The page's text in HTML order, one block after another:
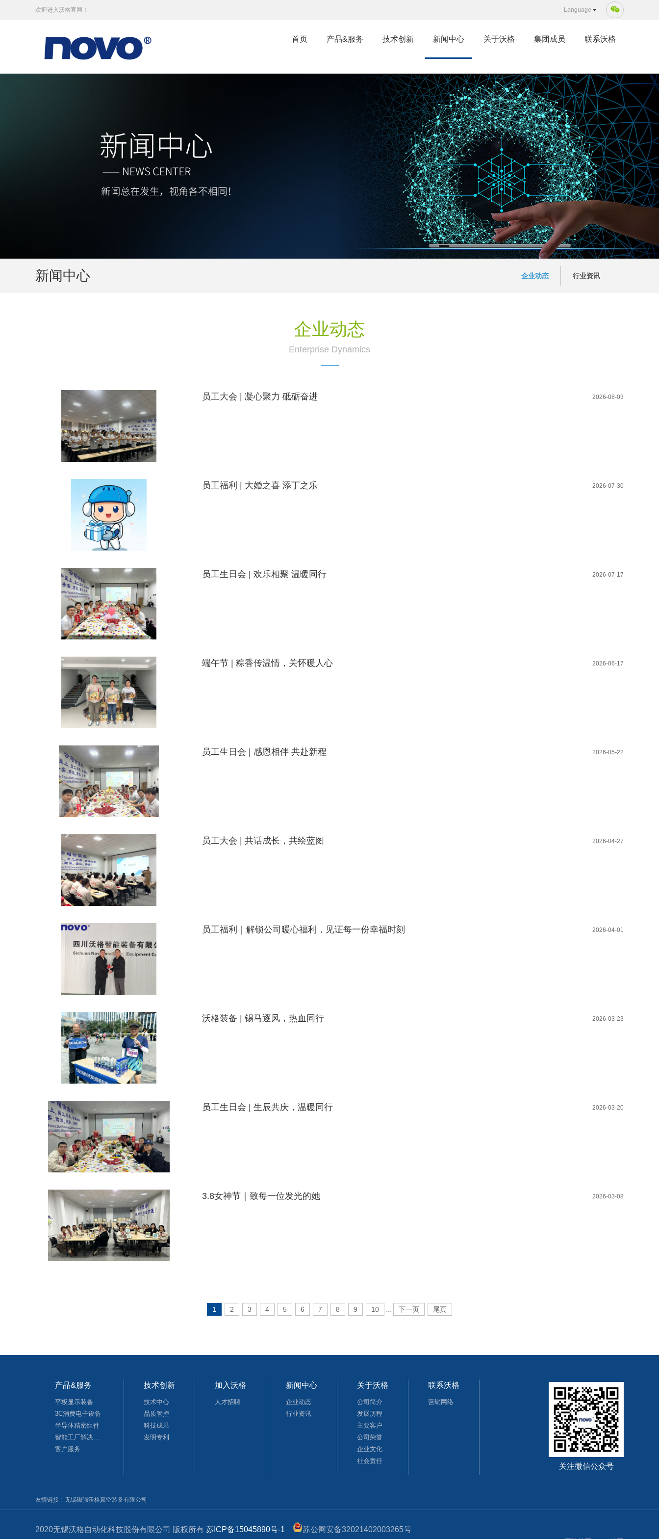
欢迎进入沃格官网！ Language
首页 产品&服务 技术创新 新闻中心 关于沃格 集团成员 联系沃格
新闻中心 企业动态 行业资讯
企业动态
Enterprise Dynamics
员工大会 | 凝心聚力 砥砺奋进 2026-08-03
员工福利 | 大婚之喜 添丁之乐 2026-07-30
员工生日会 | 欢乐相聚 温暖同行 2026-07-17
端午节 | 粽香传温情，关怀暖人心 2026-06-17
员工生日会 | 感恩相伴 共赴新程 2026-05-22
员工大会 | 共话成长，共绘蓝图 2026-04-27
员工福利｜解锁公司暖心福利，见证每一份幸福时刻 2026-04-01
沃格装备 | 锡马逐风，热血同行 2026-03-23
员工生日会 | 生辰共庆，温暖同行 2026-03-20
3.8女神节｜致每一位发光的她 2026-03-08
1 2 3 4 5 6 7 8 9 10 ... 下一页 尾页
关注微信公众号
产品&服务
平板显示装备
3C消费电子设备
半导体精密组件
智能工厂解决方案
客户服务
技术创新
技术中心
品质管控
科技成果
发明专利
加入沃格
人才招聘
新闻中心
企业动态
行业资讯
关于沃格
公司简介
发展历程
主要客户
公司荣誉
企业文化
社会责任
联系沃格
营销网络
友情链接 : 无锡磁强沃格真空装备有限公司
2020无锡沃格自动化科技股份有限公司 版权所有 苏ICP备15045890号-1 苏公网安备32021402003265号